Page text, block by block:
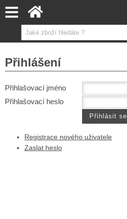
Přihlášení
Přihlašovací jméno
Přihlašovací heslo
Registrace nového uživatele
Zaslat heslo